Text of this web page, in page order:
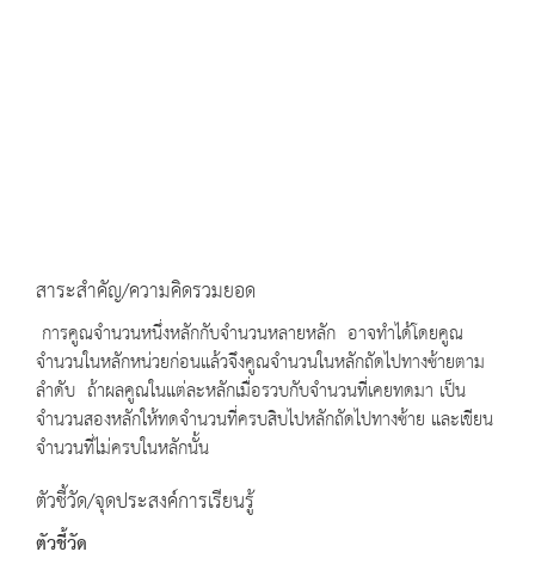
สาระสำคัญ/ความคิดรวมยอด
การคูณจำนวนหนึ่งหลักกับจำนวนหลายหลัก อาจทำได้โดยคูณ
จำนวนในหลักหน่วยก่อนแล้วจึงคูณจำนวนในหลักถัดไปทางซ้ายตาม
ลำดับ ถ้าผลคูณในแต่ละหลักเมื่อรวบกับจำนวนที่เคยทดมา เป็น
จำนวนสองหลักให้ทดจำนวนที่ครบสิบไปหลักถัดไปทางซ้าย และเขียน
จำนวนที่ไม่ครบในหลักนั้น
ตัวชี้วัด/จุดประสงค์การเรียนรู้
ตัวชี้วัด